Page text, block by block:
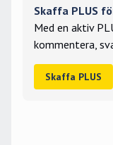
Skaffa PLUS
Med en aktiv
kommentera,
Skaffa PLUS